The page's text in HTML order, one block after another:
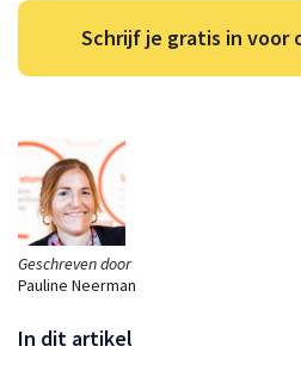
Geschreven door
Pauline Neerman
In dit artikel
Schrijf je gratis in voor